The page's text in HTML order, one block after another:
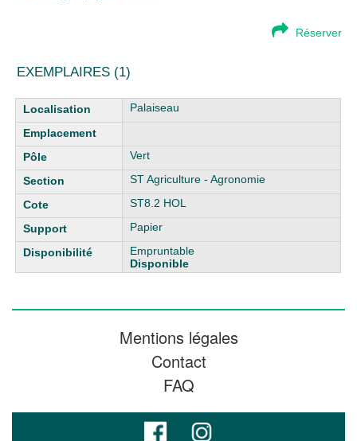
Réserver
EXEMPLAIRES (1)
Liste des exemplaires Palaiseau
Vert
ST Agriculture - Agronomie
ST8.2 HOL
Papier
Empruntable
Disponible
Mentions légales
Contact
FAQ